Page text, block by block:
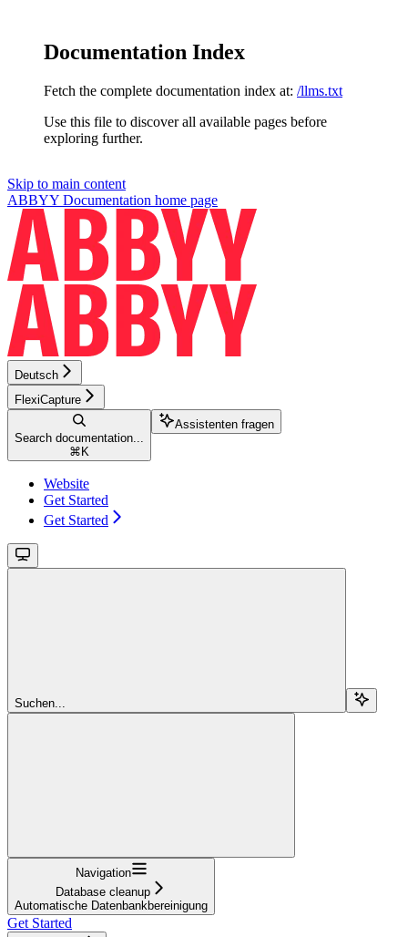
Documentation Index
Fetch the complete documentation index at: /llms.txt
Use this file to discover all available pages before
exploring further.
Skip to main content
ABBYY Documentation home page
Deutsch
FlexiCapture
Search documentation...
⌘ K
Assistenten fragen
Website
Get Started
Get Started
Suchen...
Navigation
Database cleanup
Automatische Datenbankbereinigung
Get Started